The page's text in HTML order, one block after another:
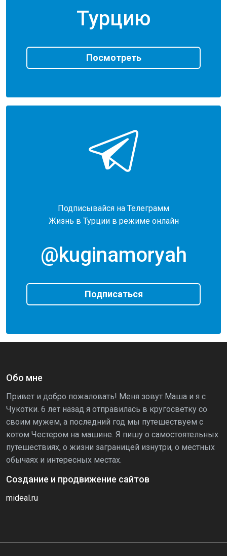
Турцию
Посмотреть
Подписывайся на Телеграмм
Жизнь в Турции в режиме онлайн
@kuginamoryah
Подписаться
Обо мне
Привет и добро пожаловать! Меня зовут Маша и я с
Чукотки. 6 лет назад я отправилась в кругосветку со
своим мужем, а последний год мы путешествуем с
котом Честером на машине. Я пишу о самостоятельных
путешествиях, о жизни заграницей изнутри, о местных
обычаях и интересных местах.
Создание и продвижение сайтов
mideal.ru